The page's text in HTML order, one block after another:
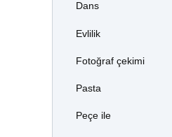
Dans
Evlilik
Fotoğraf çekimi
Pasta
Peçe ile